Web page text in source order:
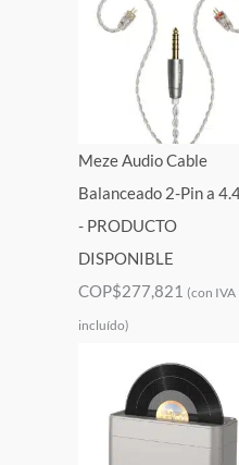
Meze Audio Cable
Balanceado 2-Pin a
- PRODUCTO
DISPONIBLE
COP$277,821 (con IVA
incluído)